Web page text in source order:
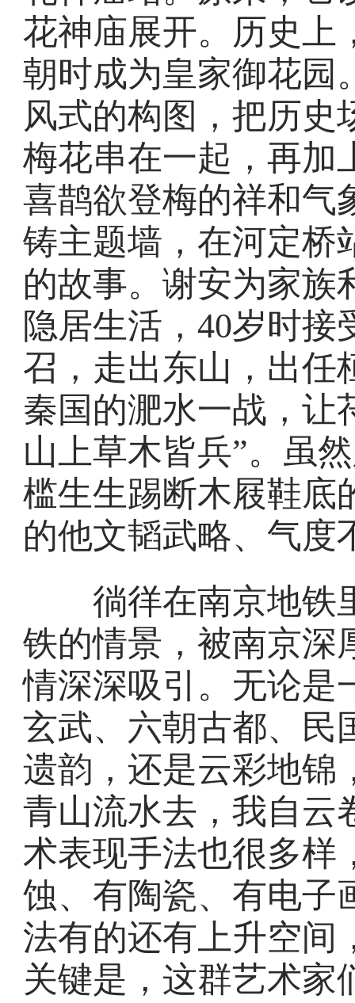
花神庙展开。历史上
朝时成为皇家御花园
风式的构图，把历史
梅花串在一起，再加
喜鹊欲登梅的祥和气
铸主题墙，在河定桥
的故事。谢安为家族
隐居生活，40岁时
召，走出东山，出任
秦国的淝水一战，让
山上草木皆兵”。虽
槛生生踢断木屐鞋底
的他文韬武略、气度
徜徉在南京地铁
铁的情景，被南京深
情深深吸引。无论是
玄武、六朝古都、民
遗韵，还是云彩地锦
青山流水去，我自云
术表现手法也很多样
蚀、有陶瓷、有电子
法有的还有上升空间
关键是，这群艺术家